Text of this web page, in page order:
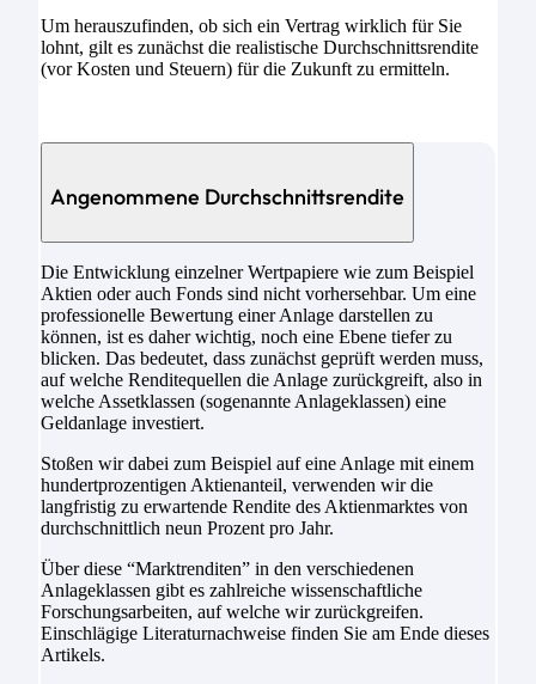
Um herauszufinden, ob sich ein Vertrag wirklich für Sie
lohnt, gilt es zunächst die realistische Durchschnittsrendite
(vor Kosten und Steuern) für die Zukunft zu ermitteln.
Angenommene Durchschnittsrendite
Die Entwicklung einzelner Wertpapiere wie zum Beispiel
Aktien oder auch Fonds sind nicht vorhersehbar. Um eine
professionelle Bewertung einer Anlage darstellen zu
können, ist es daher wichtig, noch eine Ebene tiefer zu
blicken. Das bedeutet, dass zunächst geprüft werden muss,
auf welche Renditequellen die Anlage zurückgreift, also in
welche Assetklassen (sogenannte Anlageklassen) eine
Geldanlage investiert.
Stoßen wir dabei zum Beispiel auf eine Anlage mit einem
hundertprozentigen Aktienanteil, verwenden wir die
langfristig zu erwartende Rendite des Aktienmarktes von
durchschnittlich neun Prozent pro Jahr.
Über diese “Marktrenditen” in den verschiedenen
Anlageklassen gibt es zahlreiche wissenschaftliche
Forschungsarbeiten, auf welche wir zurückgreifen.
Einschlägige Literaturnachweise finden Sie am Ende dieses
Artikels.